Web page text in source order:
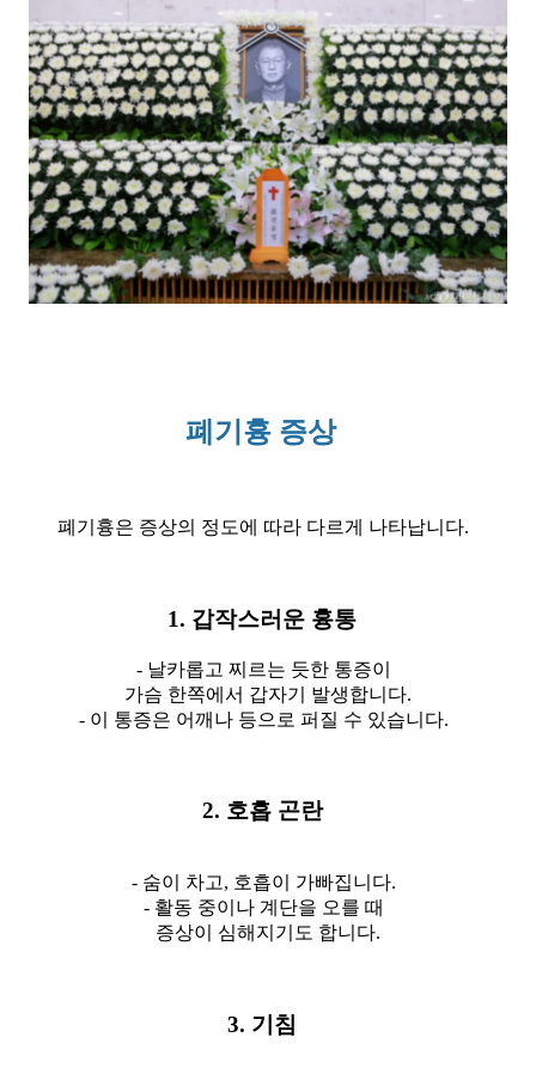
폐기흉 증상
폐기흉은 증상의 정도에 따라 다르게 나타납니다.
1. 갑작스러운 흉통
- 날카롭고 찌르는 듯한 통증이
가슴 한쪽에서 갑자기 발생합니다.
- 이 통증은 어깨나 등으로 퍼질 수 있습니다.
2. 호흡 곤란
- 숨이 차고, 호흡이 가빠집니다.
- 활동 중이나 계단을 오를 때
증상이 심해지기도 합니다.
3. 기침